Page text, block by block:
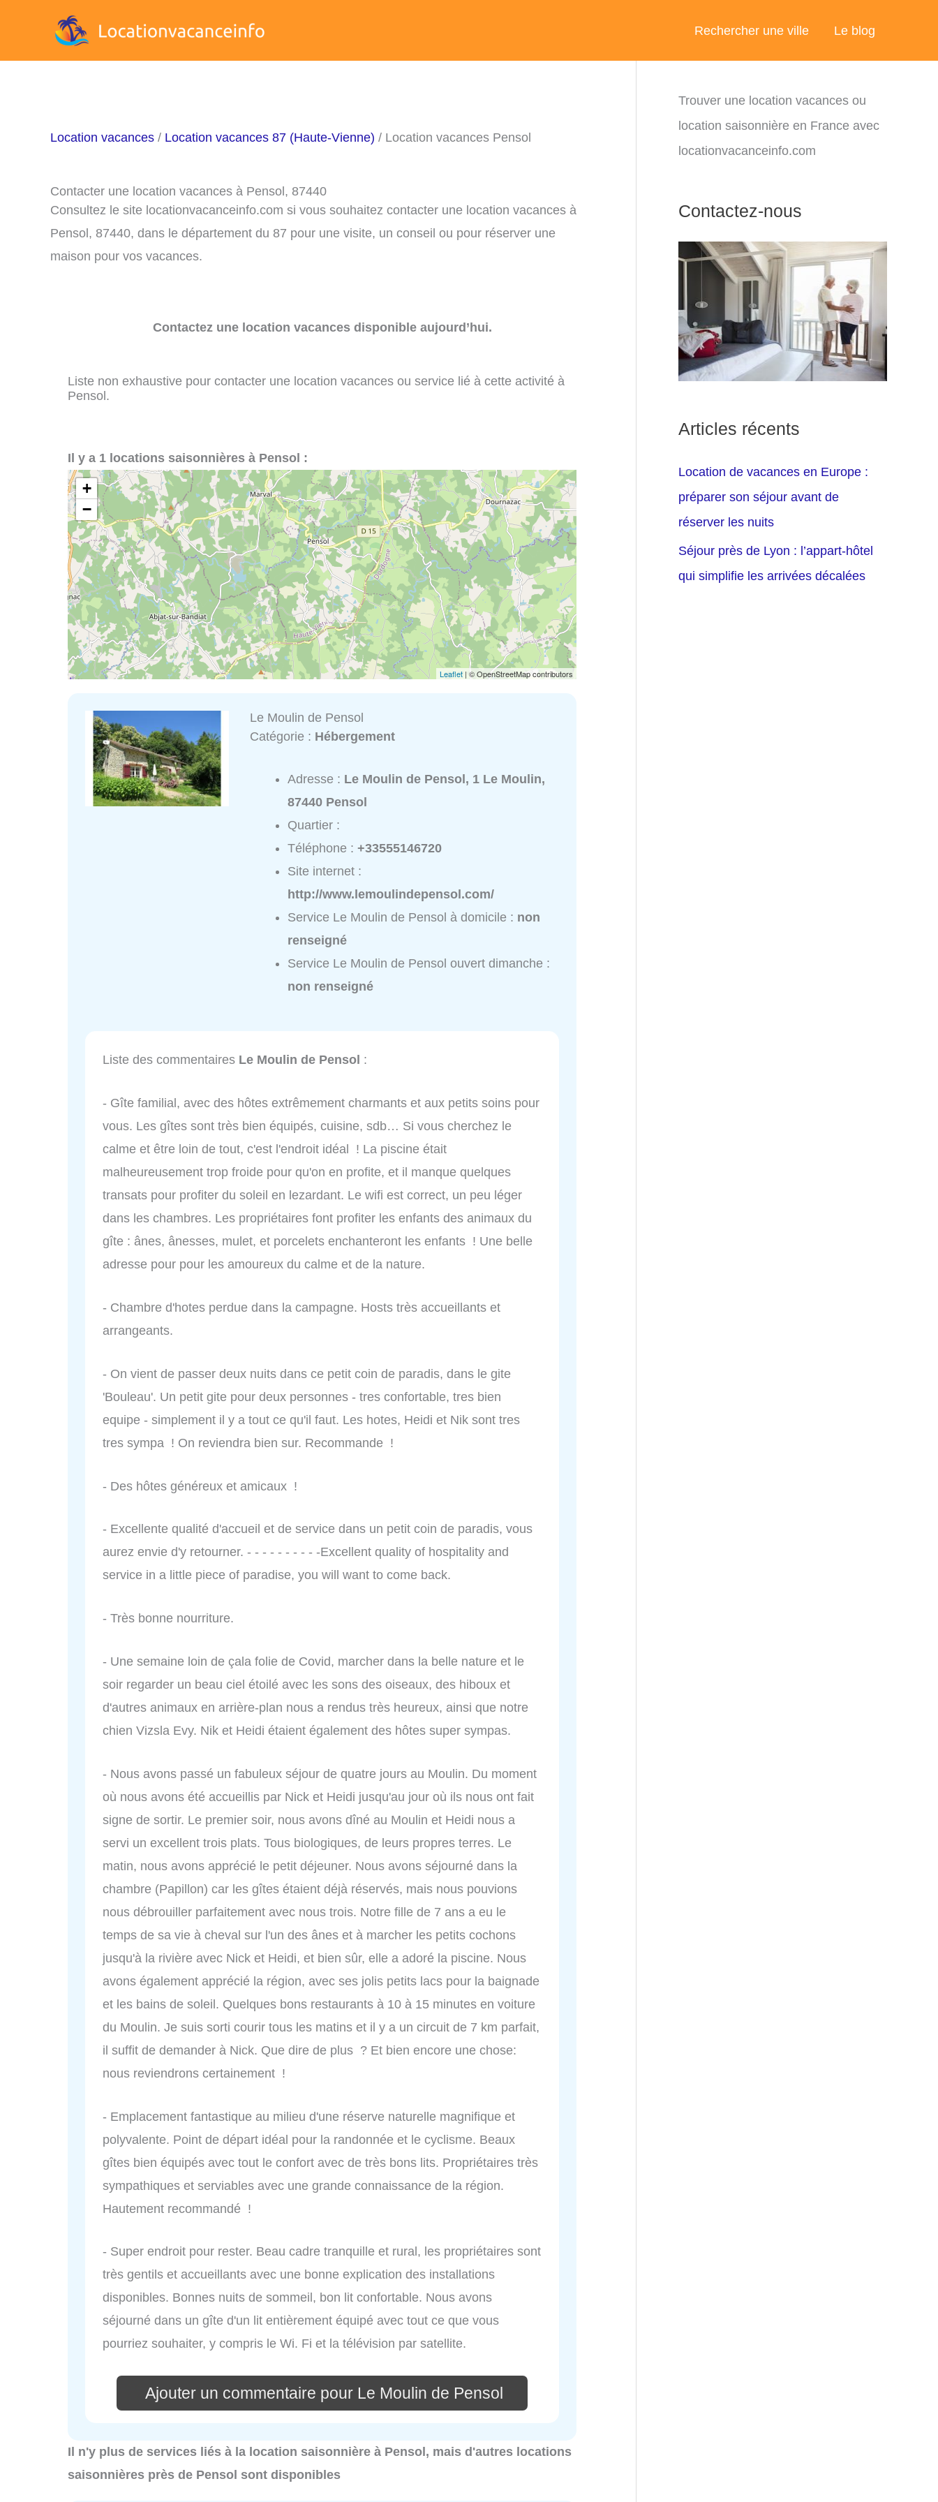
Rechercher une ville Le blog
Location vacances / Location vacances 87 (Haute-Vienne) / Location vacances Pensol
Contacter une location vacances à Pensol, 87440
Consultez le site locationvacanceinfo.com si vous souhaitez contacter une location vacances à
Pensol, 87440, dans le département du 87 pour une visite, un conseil ou pour réserver une
maison pour vos vacances.
Contactez une location vacances disponible aujourd’hui.
Liste non exhaustive pour contacter une location vacances ou service lié à cette activité à
Pensol.
Il y a 1 locations saisonnières à Pensol :
+
−
Leaflet | © OpenStreetMap contributors
Le Moulin de Pensol
Catégorie : Hébergement
Adresse : Le Moulin de Pensol, 1 Le Moulin,
87440 Pensol
Quartier :
Téléphone :+33555146720
Site internet :
http://www.lemoulindepensol.com/
Service Le Moulin de Pensol à domicile : non
renseigné
Service Le Moulin de Pensol ouvert dimanche :
non renseigné
Liste des commentaires Le Moulin de Pensol :
- Gîte familial, avec des hôtes extrêmement charmants et aux petits soins pour
vous. Les gîtes sont très bien équipés, cuisine, sdb… Si vous cherchez le
calme et être loin de tout, c'est l'endroit idéal ! La piscine était
malheureusement trop froide pour qu'on en profite, et il manque quelques
transats pour profiter du soleil en lezardant. Le wifi est correct, un peu léger
dans les chambres. Les propriétaires font profiter les enfants des animaux du
gîte : ânes, ânesses, mulet, et porcelets enchanteront les enfants ! Une belle
adresse pour pour les amoureux du calme et de la nature.
- Chambre d'hotes perdue dans la campagne. Hosts très accueillants et
arrangeants.
- On vient de passer deux nuits dans ce petit coin de paradis, dans le gite
'Bouleau'. Un petit gite pour deux personnes - tres confortable, tres bien
equipe - simplement il y a tout ce qu'il faut. Les hotes, Heidi et Nik sont tres
tres sympa ! On reviendra bien sur. Recommande !
- Des hôtes généreux et amicaux !
- Excellente qualité d'accueil et de service dans un petit coin de paradis, vous
aurez envie d'y retourner. - - - - - - - - - -Excellent quality of hospitality and
service in a little piece of paradise, you will want to come back.
- Très bonne nourriture.
- Une semaine loin de çala folie de Covid, marcher dans la belle nature et le
soir regarder un beau ciel étoilé avec les sons des oiseaux, des hiboux et
d'autres animaux en arrière-plan nous a rendus très heureux, ainsi que notre
chien Vizsla Evy. Nik et Heidi étaient également des hôtes super sympas.
- Nous avons passé un fabuleux séjour de quatre jours au Moulin. Du moment
où nous avons été accueillis par Nick et Heidi jusqu'au jour où ils nous ont fait
signe de sortir. Le premier soir, nous avons dîné au Moulin et Heidi nous a
servi un excellent trois plats. Tous biologiques, de leurs propres terres. Le
matin, nous avons apprécié le petit déjeuner. Nous avons séjourné dans la
chambre (Papillon) car les gîtes étaient déjà réservés, mais nous pouvions
nous débrouiller parfaitement avec nous trois. Notre fille de 7 ans a eu le
temps de sa vie à cheval sur l'un des ânes et à marcher les petits cochons
jusqu'à la rivière avec Nick et Heidi, et bien sûr, elle a adoré la piscine. Nous
avons également apprécié la région, avec ses jolis petits lacs pour la baignade
et les bains de soleil. Quelques bons restaurants à 10 à 15 minutes en voiture
du Moulin. Je suis sorti courir tous les matins et il y a un circuit de 7 km parfait,
il suffit de demander à Nick. Que dire de plus ? Et bien encore une chose:
nous reviendrons certainement !
- Emplacement fantastique au milieu d'une réserve naturelle magnifique et
polyvalente. Point de départ idéal pour la randonnée et le cyclisme. Beaux
gîtes bien équipés avec tout le confort avec de très bons lits. Propriétaires très
sympathiques et serviables avec une grande connaissance de la région.
Hautement recommandé !
- Super endroit pour rester. Beau cadre tranquille et rural, les propriétaires sont
très gentils et accueillants avec une bonne explication des installations
disponibles. Bonnes nuits de sommeil, bon lit confortable. Nous avons
séjourné dans un gîte d'un lit entièrement équipé avec tout ce que vous
pourriez souhaiter, y compris le Wi. Fi et la télévision par satellite.
Ajouter un commentaire pour Le Moulin de Pensol
Il n'y plus de services liés à la location saisonnière à Pensol, mais d'autres locations
saisonnières près de Pensol sont disponibles
Trouver une location vacances ou
location saisonnière en France avec
locationvacanceinfo.com
Contactez-nous
Articles récents
Location de vacances en Europe :
préparer son séjour avant de
réserver les nuits
Séjour près de Lyon : l’appart-hôtel
qui simplifie les arrivées décalées